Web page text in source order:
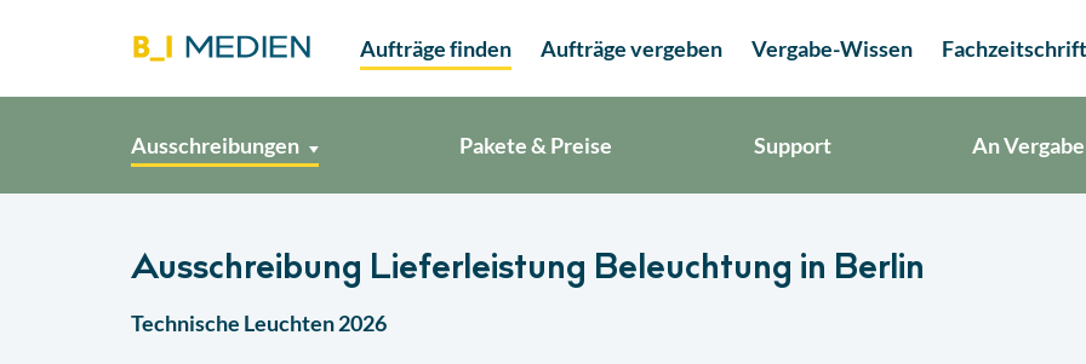
Aufträge finden Aufträge vergeben Vergabe-Wissen
Ausschreibungen Pakete & Preise Support An
Ausschreibung Lieferleistung Beleuchtung in Berlin
Technische Leuchten 2026